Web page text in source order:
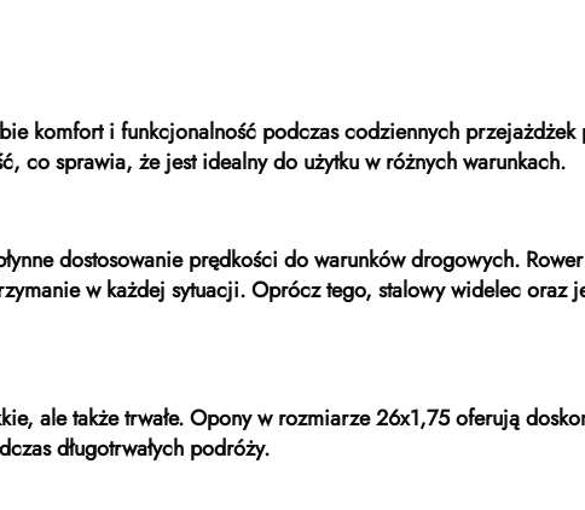
komfort i funkcjonalność podczas codziennych
co sprawia, że jest idealny do użytku w różnych warunkach.
dostosowanie prędkości do warunków drogowych.
w każdej sytuacji. Oprócz tego, stalowy widelec oraz
ale także trwałe. Opony w rozmiarze 26x1,75 oferują
długotrwałych podróży.